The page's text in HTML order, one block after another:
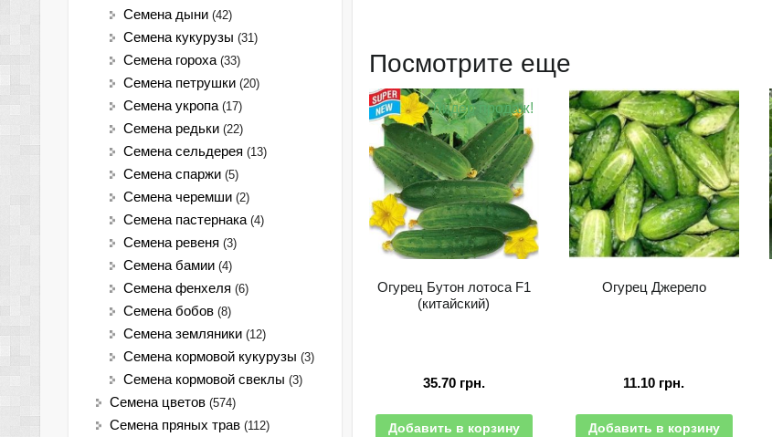
Посмотрите еще
Лидер продаж!
Огурец Бутон лотоса F1
(китайский)
35.70 грн.
Добавить в корзину
Огурец Джерело
11.10 грн.
Добавить в корзину
Семена дыни (42)
Семена кукурузы (31)
Семена гороха (33)
Семена петрушки (20)
Семена укропа (17)
Семена редьки (22)
Семена сельдерея (13)
Семена спаржи (5)
Семена черемши (2)
Семена пастернака (4)
Семена ревеня (3)
Семена бамии (4)
Семена фенхеля (6)
Семена бобов (8)
Семена земляники (12)
Семена кормовой кукурузы (3)
Семена кормовой свеклы (3)
Семена цветов (574)
Семена пряных трав (112)